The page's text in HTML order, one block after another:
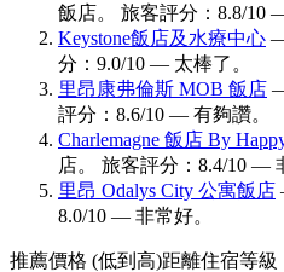
飯店。 旅客評分：8.8/10
Keystone飯店及水療中心
分：9.0/10 — 太棒了。
里昂康弗倫斯 MOB 飯店
評分：8.6/10 — 有夠讚。
Charlemagne 飯店 By
店。 旅客評分：8.4/10 —
里昂 Odalys City 公寓飯店
8.0/10 — 非常好。
推薦價格 (低到高)距離住宿等級